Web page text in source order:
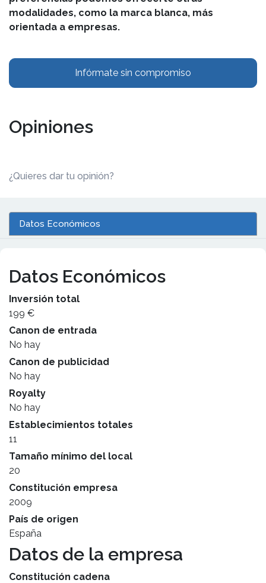
modalidades, como la marca blanca, más
orientada a empresas.
Infórmate sin compromiso
Opiniones
¿Quieres dar tu opinión?
Datos Económicos
Datos Económicos
Inversión total
199 €
Canon de entrada
No hay
Canon de publicidad
No hay
Royalty
No hay
Establecimientos totales
11
Tamaño mínimo del local
20
Constitución empresa
2009
País de origen
España
Datos de la empresa
Constitución cadena